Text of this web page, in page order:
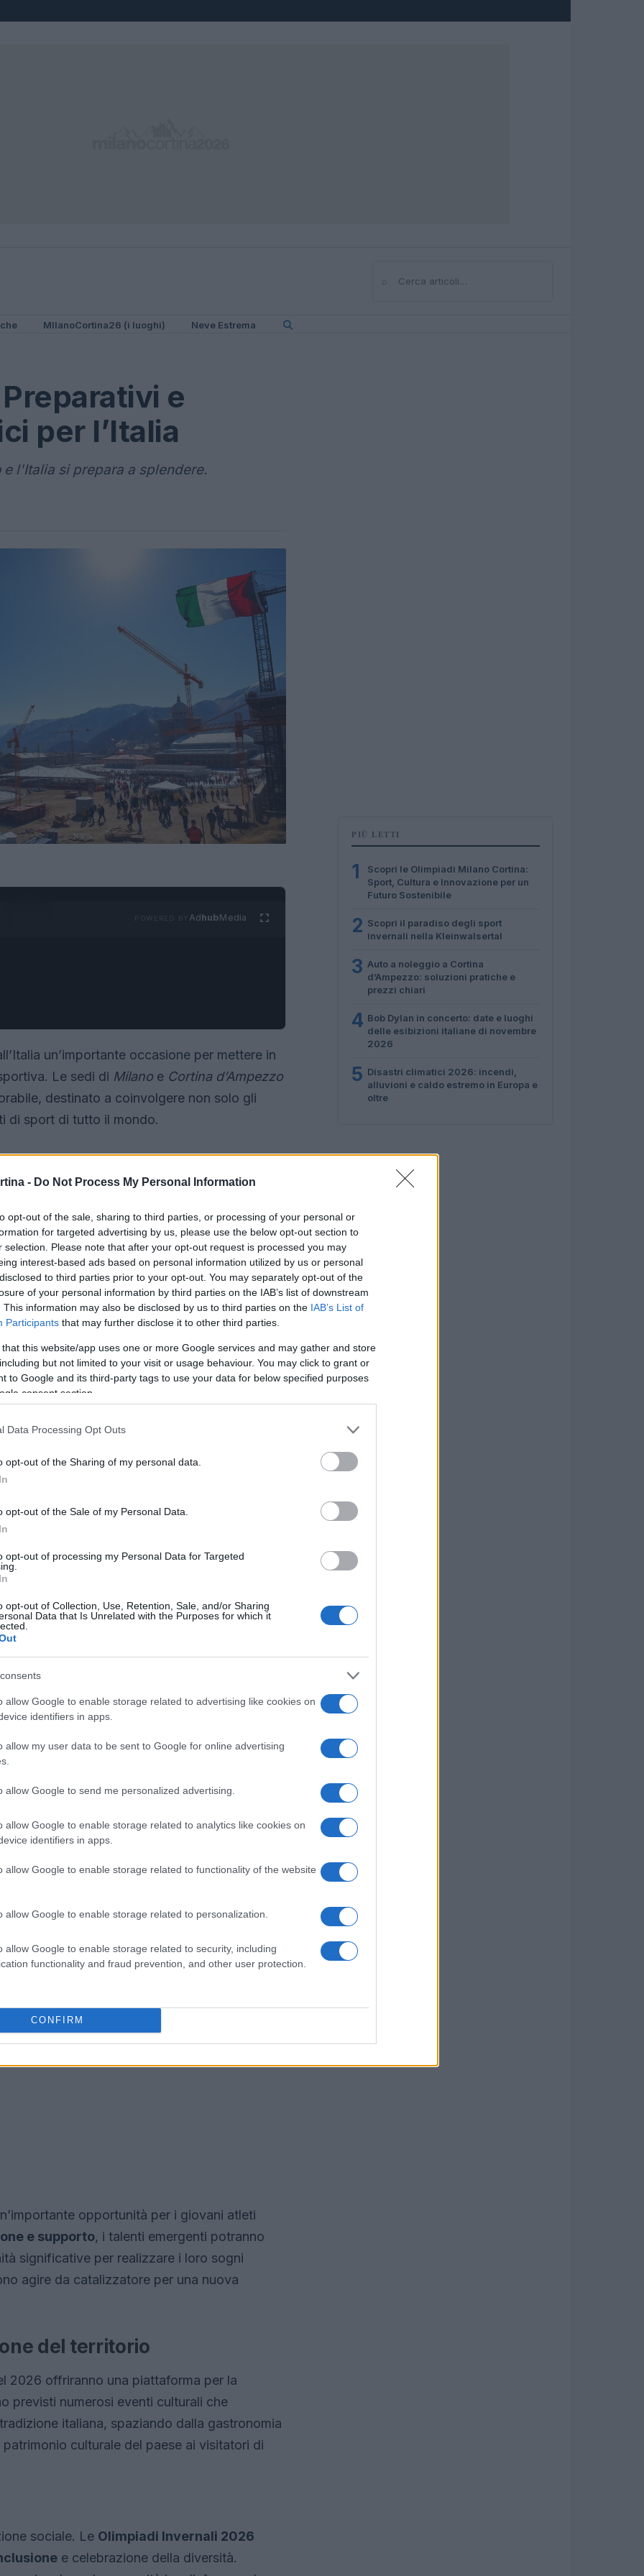
- Do Not Process My Personal Information
opt-out of the sale, sharing to third parties, or processing of your personal or
for targeted advertising by us, please use the below opt-out section to
selection. Please note that after your opt-out request is processed you may
interest-based ads based on personal information utilized by us or personal
to third parties prior to your opt-out. You may separately opt-out of the
of your personal information by third parties on the IAB’s list of downstream
This information may also be disclosed by us to third parties on the IAB’s List of
Participants that may further disclose it to other third parties.
that this website/app uses one or more Google services and may gather and store
but not limited to your visit or usage behaviour. You may click to grant or
to Google and its third-party tags to use your data for below specified purposes
consent section.
Data Processing Opt Outs
opt-out of the Sharing of my personal data.
opt-out of the Sale of my Personal Data.
opt-out of processing my Personal Data for Targeted
opt-out of Collection, Use, Retention, Sale, and/or Sharing
Data that Is Unrelated with the Purposes for which it
allow Google to enable storage related to advertising like cookies on
identifiers in apps.
allow my user data to be sent to Google for online advertising
allow Google to send me personalized advertising.
allow Google to enable storage related to analytics like cookies on
identifiers in apps.
allow Google to enable storage related to functionality of the website
allow Google to enable storage related to personalization.
allow Google to enable storage related to security, including
functionality and fraud prevention, and other user protection.
CONFIRM
⌕Cerca
MIlanoCortina26 (i luoghi) Neve Estrema
e
per l’Italia
l'Italia si prepara a splendere.
AdhubMedia
un’importante occasione per mettere in
Le sedi di Milano e Cortina d’Ampezzo
destinato a coinvolgere non solo gli
di sport di tutto il mondo.
atto lavori diriqualificazione urbana
le città ospitanti. Milano, ad
di nuovi impianti sportivi e nello sviluppo
d’Ampezzo si sta attrezzando per ospitare le
unica per dimostrare l’importanza
locali sono impegnate a garantire un
accessibile a tutti. Inoltre, è previsto l’impiego
e l’adozione di pratiche ecologiche
sportivo, ma fungono anche da
di migliaia di posti di lavoro. Le aziende locali
nuovi clienti, sia a livello nazionale che
opportunità per i giovani atleti
e supporto, i talenti emergenti potranno
significative per realizzare i loro sogni
agire da catalizzatore per una nuova
del territorio
2026 offriranno una piattaforma per la
previsti numerosi eventi culturali che
italiana, spaziando dalla gastronomia
culturale del paese ai visitatori di
sociale. Le Olimpiadi Invernali 2026
e celebrazione della diversità.
PIÙ LETTI
1
Scopri le Olimpiadi Milano Cortina:
Sport, Cultura e Innovazione per un
Futuro Sostenibile
2 Scopri il paradiso degli sport
invernali nella Kleinwalsertal
3 Auto a noleggio a Cortina
d’Ampezzo: soluzioni pratiche e
prezzi chiari
4 Bob Dylan in concerto: date e luoghi
delle esibizioni italiane di novembre
2026
5 Disastri climatici 2026: incendi,
alluvioni e caldo estremo in Europa e
oltre